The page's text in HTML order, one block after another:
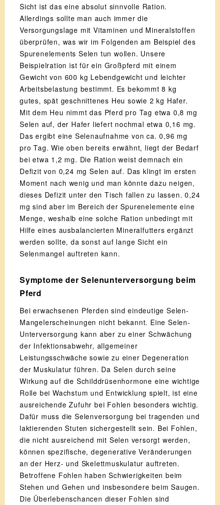
Sicht ist das eine absolut sinnvolle Ration.
Allerdings sollte man auch immer die
Versorgungslage mit Vitaminen und Mineralstoffen
überprüfen, was wir im Folgenden am Beispiel des
Spurenelements Selen tun wollen. Unsere
Beispielration ist für ein Großpferd mit einem
Gewicht von 600 kg Lebendgewicht und leichter
Arbeitsbelastung bestimmt. Es bekommt 8 kg
gutes, spät geschnittenes Heu sowie 2 kg Hafer.
Mit dem Heu nimmt das Pferd pro Tag etwa 0,8 mg
Selen auf, der Hafer liefert nochmal etwa 0,16 mg.
Das ergibt eine Selenaufnahme von ca. 0,96 mg
pro Tag. Wie oben bereits erwähnt, liegt der Bedarf
bei etwa 1,2 mg. Die Ration weist demnach ein
Defizit von 0,24 mg Selen auf. Das klingt im ersten
Moment nach wenig und man könnte dazu neigen,
dieses Defizit unter den Tisch fallen zu lassen. 0,24
mg sind aber im Bereich der Spurenelemente eine
Menge, weshalb eine solche Ration unbedingt mit
Hilfe eines ausbalancierten Mineralfutters ergänzt
werden sollte, da sonst auf lange Sicht ein
Selenmangel auftreten kann.
Symptome der Selenunterversorgung beim
Pferd
Bei erwachsenen Pferden sind eindeutige Selen-
Mangelerscheinungen nicht bekannt. Eine Selen-
Unterversorgung kann aber zu einer Schwächung
der Infektionsabwehr, allgemeiner
Leistungsschwäche sowie zu einer Degeneration
der Muskulatur führen. Da Selen durch seine
Wirkung auf die Schilddrüsenhormone eine wichtige
Rolle bei Wachstum und Entwicklung spielt, ist eine
ausreichende Zufuhr bei Fohlen besonders wichtig.
Dafür muss die Selenversorgung bei tragenden und
laktierenden Stuten sichergestellt sein. Bei Fohlen,
die nicht ausreichend mit Selen versorgt werden,
können spezifische, degenerative Veränderungen
an der Herz- und Skelettmuskulatur auftreten.
Betroffene Fohlen haben Schwierigkeiten beim
Stehen und Gehen und insbesondere beim Saugen.
Die Überlebenschancen dieser Fohlen sind